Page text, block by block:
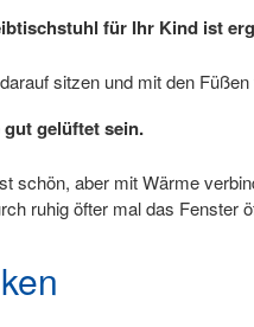
für Ihr Kind ist
sitzen und mit den
gelüftet sein.
schön, aber mit Wärme
ruhig öfter mal das Fenster